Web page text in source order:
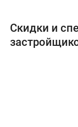
Скидки и